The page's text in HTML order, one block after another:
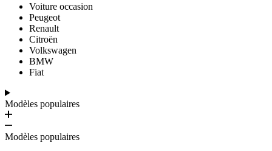
Voiture occasion
Peugeot
Renault
Citroën
Volkswagen
BMW
Fiat
Modèles populaires
Modèles populaires